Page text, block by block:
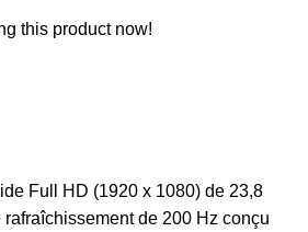
this product now!
Full HD (1920 x 1080) de 23,8
de 200 Hz conçu